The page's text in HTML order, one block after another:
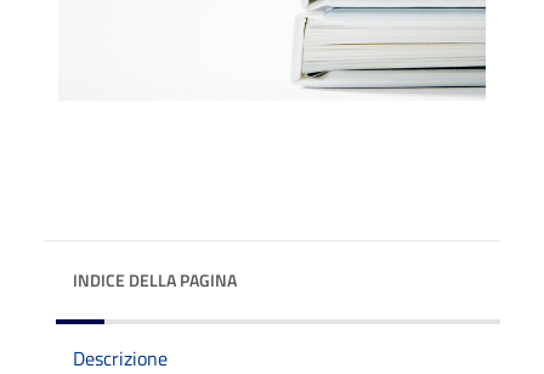
INDICE DELLA PAGINA
Descrizione